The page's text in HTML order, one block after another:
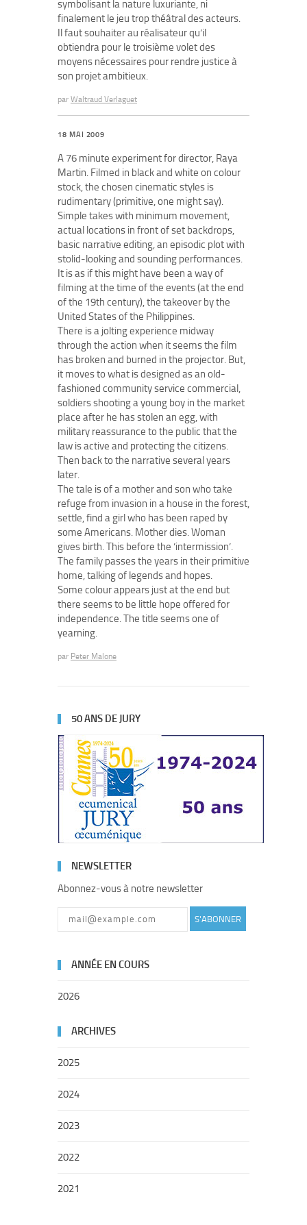
symbolisant la nature luxuriante, ni
finalement le jeu trop théâtral des acteurs.
Il faut souhaiter au réalisateur qu’il
obtiendra pour le troisième volet des
moyens nécessaires pour rendre justice à
son projet ambitieux.
par Waltraud Verlaguet
18 MAI 2009
A 76 minute experiment for director, Raya
Martin. Filmed in black and white on colour
stock, the chosen cinematic styles is
rudimentary (primitive, one might say).
Simple takes with minimum movement,
actual locations in front of set backdrops,
basic narrative editing, an episodic plot with
stolid-looking and sounding performances.
It is as if this might have been a way of
filming at the time of the events (at the end
of the 19th century), the takeover by the
United States of the Philippines.
There is a jolting experience midway
through the action when it seems the film
has broken and burned in the projector. But,
it moves to what is designed as an old-
fashioned community service commercial,
soldiers shooting a young boy in the market
place after he has stolen an egg, with
military reassurance to the public that the
law is active and protecting the citizens.
Then back to the narrative several years
later.
The tale is of a mother and son who take
refuge from invasion in a house in the forest,
settle, find a girl who has been raped by
some Americans. Mother dies. Woman
gives birth. This before the ’intermission’.
The family passes the years in their primitive
home, talking of legends and hopes.
Some colour appears just at the end but
there seems to be little hope offered for
independence. The title seems one of
yearning.
par Peter Malone
50 ANS DE JURY
NEWSLETTER
Abonnez-vous à notre newsletter
S'ABONNER
ANNÉE EN COURS
2026
ARCHIVES
2025
2024
2023
2022
2021